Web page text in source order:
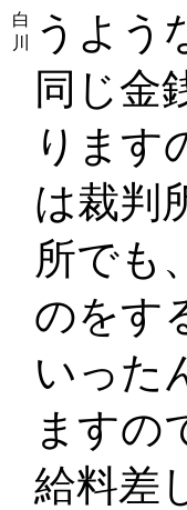
白
川
うよう
同じ金
ります
は裁判
所でも
のをす
いった
ますの
給料差